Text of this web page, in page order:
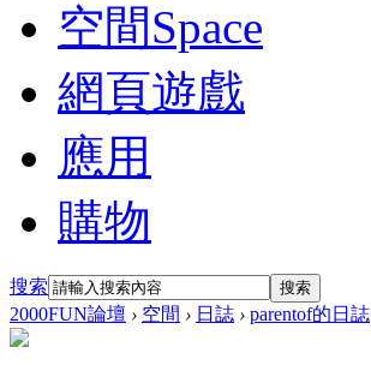
空間Space
網頁遊戲
應用
購物
搜索 搜索
2000FUN論壇 › 空間 › 日誌 › parentof的日誌